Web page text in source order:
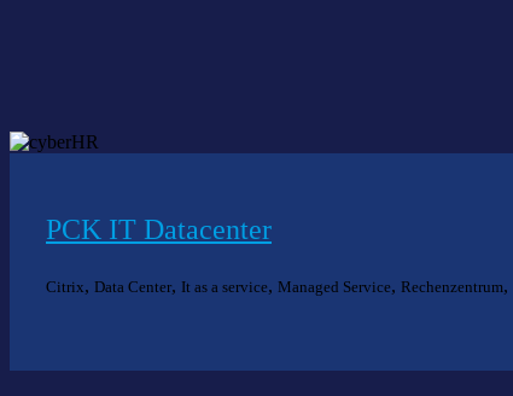
PCK IT Datacenter
Citrix, Data Center, It as a service, Managed Service, Rechenzentrum,